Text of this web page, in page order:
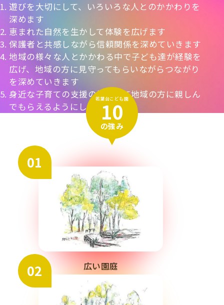
1. 遊びを大切にして、いろいろな人とのかかわりを
深めます
2. 恵まれた自然を生かして体験を広げます
3. 保護者と共感しながら信頼関係を深めていきます
4. 地域の様々な人とかかわる中で子ども達が経験を
広げ、地域の方に見守ってもらいながらつながり
を深めていきます
5. 身近な子育ての支援の場として地域の方に親しん
でもらえるようにします
若葉台こども園
10
の強み
01
広い園庭
02